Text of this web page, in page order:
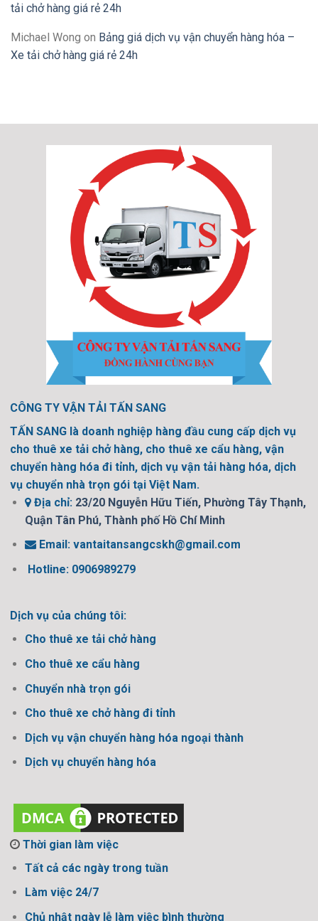
tải chở hàng giá rẻ 24h
Michael Wong on Bảng giá dịch vụ vận chuyển hàng hóa –
Xe tải chở hàng giá rẻ 24h
CÔNG TY VẬN TẢI TẤN SANG
TẤN SANG là doanh nghiệp hàng đầu cung cấp dịch vụ
cho thuê xe tải chở hàng, cho thuê xe cẩu hàng, vận
chuyển hàng hóa đi tỉnh, dịch vụ vận tải hàng hóa, dịch
vụ chuyển nhà trọn gói tại Việt Nam.
Địa chỉ: 23/20 Nguyễn Hữu Tiến, Phường Tây Thạnh,
Quận Tân Phú, Thành phố Hồ Chí Minh
Email:vantaitansangcskh@gmail.com
Hotline: 0906989279
Dịch vụ của chúng tôi:
Cho thuê xe tải chở hàng
Cho thuê xe cẩu hàng
Chuyển nhà trọn gói
Cho thuê xe chở hàng đi tỉnh
Dịch vụ vận chuyển hàng hóa ngoại thành
Dịch vụ chuyển hàng hóa
Thời gian làm việc
Tất cả các ngày trong tuần
Làm việc 24/7
Chủ nhật ngày lễ làm việc bình thường